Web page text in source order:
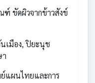
ขัดผิวจากข้าวสังข์
เมือง, ปิยะนุช
แผนไทยและการ